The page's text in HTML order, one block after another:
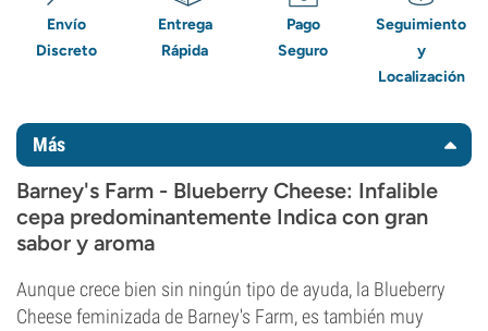
Envío
Discreto
Entrega
Rápida
Pago
Seguro
Seguimiento
y
Localización
Más
Barney's Farm - Blueberry Cheese: Infalible
cepa predominantemente Indica con gran
sabor y aroma
Aunque crece bien sin ningún tipo de ayuda, la Blueberry
Cheese feminizada de Barney's Farm, es también muy